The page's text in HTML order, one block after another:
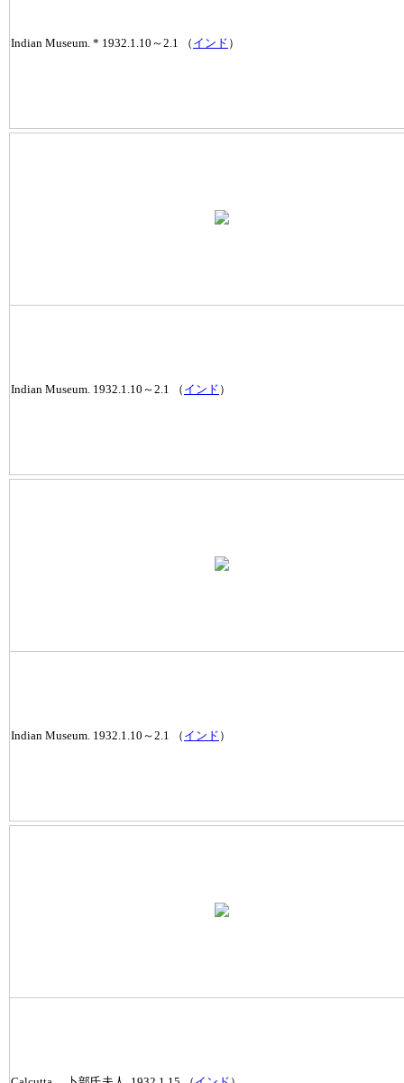
Indian Museum. * 1932.1.10～2.1 （ インド ）
Indian Museum. 1932.1.10～2.1 （ インド ）
Indian Museum. 1932.1.10～2.1 （ インド ）